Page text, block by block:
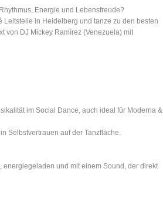
Energie und Lebensfreude?
in Heidelberg und tanze zu den besten
von DJ Mickey Ramírez (Venezuela) mit
im Social Dance, auch ideal für Moderna &
Selbstvertrauen auf der Tanzfläche.
energiegeladen und mit einem Sound, der direkt